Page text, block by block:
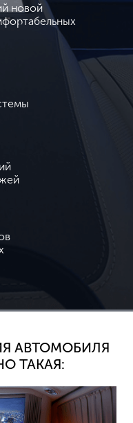
новой
АВТОМОБИЛЯ
ТАКАЯ: